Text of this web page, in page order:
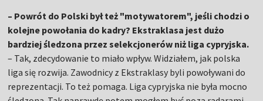
– Powrót do Polski był też "motywatorem", jeśli chodzi o
kolejne powołania do kadry? Ekstraklasa jest dużo
bardziej śledzona przez selekcjonerów niż liga cypryjska.
– Tak, zdecydowanie to miało wpływ. Widziałem, jak polska
liga się rozwija. Zawodnicy z Ekstraklasy byli powoływani do
reprezentacji. To też pomaga. Liga cypryjska nie była mocno